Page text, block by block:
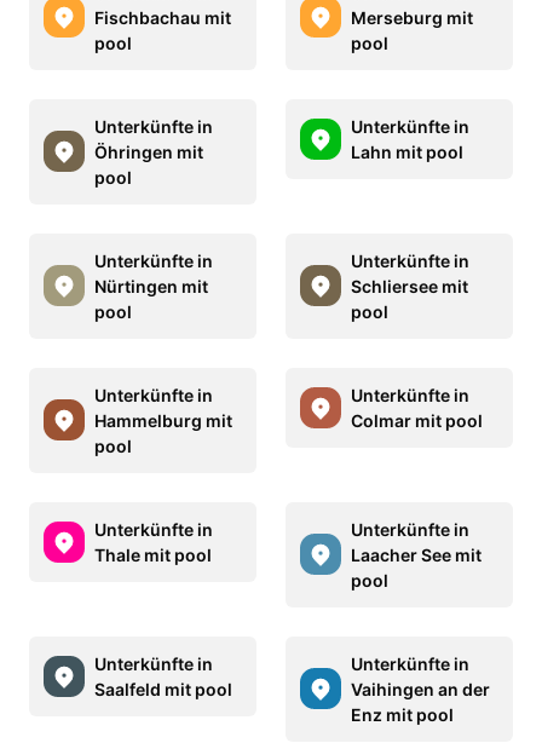
Fischbachau mit
pool
Merseburg mit
pool
Unterkünfte in
Öhringen mit
pool
Unterkünfte in
Lahn mit pool
Unterkünfte in
Nürtingen mit
pool
Unterkünfte in
Schliersee mit
pool
Unterkünfte in
Hammelburg mit
pool
Unterkünfte in
Colmar mit pool
Unterkünfte in
Thale mit pool
Unterkünfte in
Laacher See mit
pool
Unterkünfte in
Saalfeld mit pool
Unterkünfte in
Vaihingen an der
Enz mit pool